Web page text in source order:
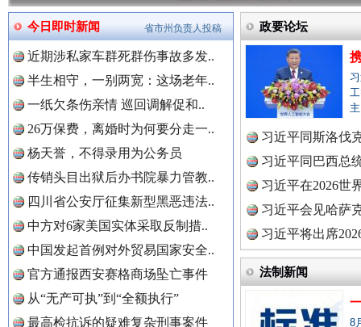
今日即时新闻
近期涉私家车群死群伤事故多发..
半生相守，一别两宽：这场老年..
一纸欠条伤亲情 巡回调解促和..
26万保费，离婚时为何要分走一..
杨天誉，不得录用为公务员
传销头目出狱后办书院暴力管教..
四川省公安厅征集新型黑恶违法..
中方对6家美国实体采取反制措..
中国发起首例对外贸易国家安全..
官方通报西安赛格商场坠亡事件
从“无产可执”到“全额执行”
最高检抗诉的疑难复杂刑事案件
省市州负责人投稿 政要论坛
习近平同斯洛伐
习近平同巴西总
习近平在2026世
理高级..
习近平会见哈萨
习近平将出席
球治理..
法制新闻
8